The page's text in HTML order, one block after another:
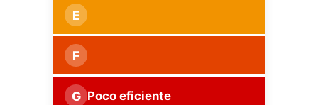
E
F
G Poco eficiente